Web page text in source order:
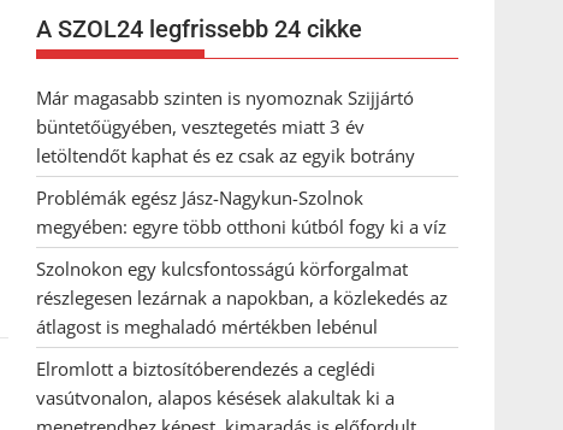
A SZOL24 legfrissebb 24 cikke
Már magasabb szinten is nyomoznak Szijjártó
büntetőügyében, vesztegetés miatt 3 év
letöltendőt kaphat és ez csak az egyik botrány
Problémák egész Jász-Nagykun-Szolnok
megyében: egyre több otthoni kútból fogy ki a víz
Szolnokon egy kulcsfontosságú körforgalmat
részlegesen lezárnak a napokban, a közlekedés az
átlagost is meghaladó mértékben lebénul
Elromlott a biztosítóberendezés a ceglédi
vasútvonalon, alapos késések alakultak ki a